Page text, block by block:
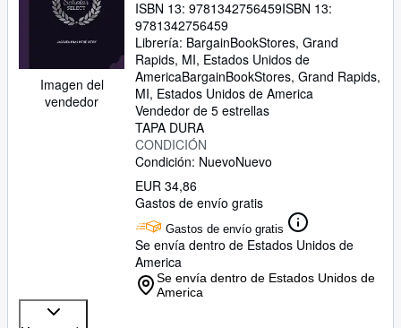
Imagen del
vendedor
ISBN 13: 9781342756459ISBN 13:
9781342756459
Librería: BargainBookStores, Grand
Rapids, MI, Estados Unidos de
AmericaBargainBookStores, Grand Rapids,
MI, Estados Unidos de America
Vendedor de 5 estrellas
TAPA DURA
CONDICIÓN
Condición: NuevoNuevo
EUR 34,86
Gastos de envío gratis
Gastos de envío gratis
Se envía dentro de Estados Unidos de
America
Se envía dentro de Estados Unidos de
America